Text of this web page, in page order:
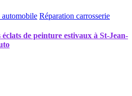
automobile Réparation carrosserie
de peinture estivaux à St-Jean-